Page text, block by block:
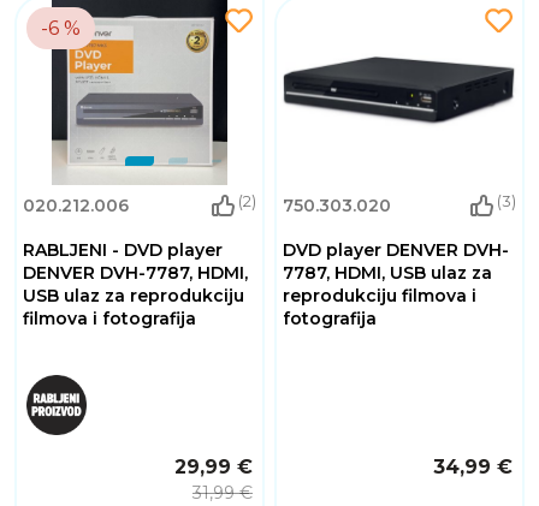
-6 %
020.212.006 (2)
RABLJENI - DVD player
DENVER DVH-7787, HDMI,
USB ulaz za reprodukciju
filmova i fotografija
29,99 €
31,99 €
750.303.020 (3)
DVD player DENVER DVH-
7787, HDMI, USB ulaz za
reprodukciju filmova i
fotografija
34,99 €